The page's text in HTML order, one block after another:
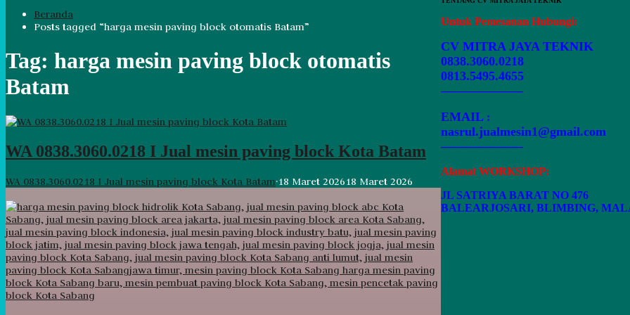
Beranda
Posts tagged “harga mesin paving block otomatis Batam”
Tag: harga mesin paving block otomatis
Batam
WA 0838.3060.0218 I Jual mesin paving block Kota Batam
WA 0838.3060.0218 I Jual mesin paving block Kota Batam·18 Maret 202618 Maret 2026
Untuk Pemesanan Hubungi:
CV MITRA JAYA TEKNIK
0838.3060.0218
0813.5495.4655
——————–
EMAIL :
nasrul.jualmesin1@gmail.com
——————–
Alamat WORKSHOP:
JL SATRIYA BARAT NO 476
BALEARJOSARI, BLIMBING,